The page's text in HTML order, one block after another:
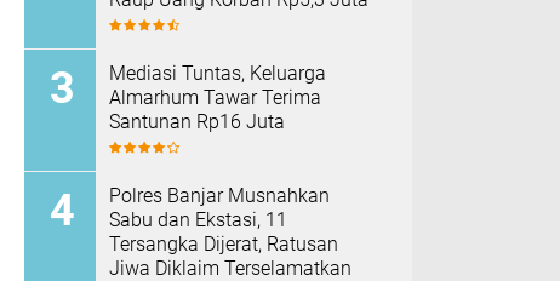
Mediasi Tuntas, Keluarga
Almarhum Tawar Terima
Santunan Rp16 Juta
Polres Banjar Musnahkan
Sabu dan Ekstasi, 11
Tersangka Dijerat, Ratusan
Jiwa Diklaim Terselamatkan